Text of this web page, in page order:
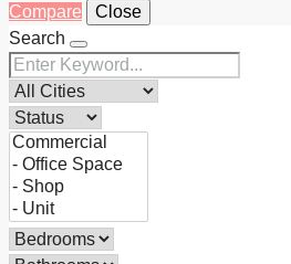
Compare
Close
Search